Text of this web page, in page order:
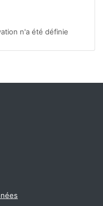
n'a été définie